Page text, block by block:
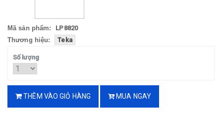
Mã sản phẩm:
LP8820
Thương hiệu:
Teka
Số lượng
THÊM VÀO GIỎ HÀNG MUA NGAY